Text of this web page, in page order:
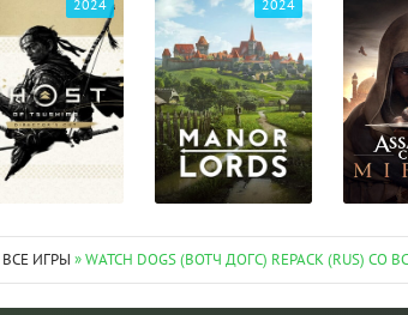
2024 2024
ВСЕ ИГРЫ » WATCH DOGS (ВОТЧ ДОГС) REPACK (RUS) СО